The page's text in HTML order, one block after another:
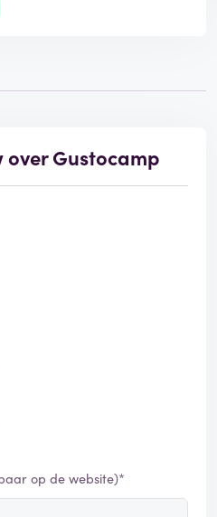
over Gustocamp
op de website)*